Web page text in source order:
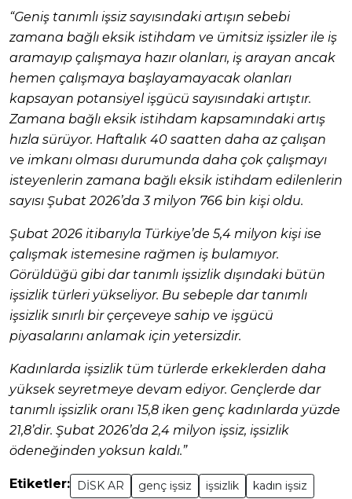
“Geniş tanımlı işsiz sayısındaki artışın sebebi
zamana bağlı eksik istihdam ve ümitsiz işsizler ile iş
aramayıp çalışmaya hazır olanları, iş arayan ancak
hemen çalışmaya başlayamayacak olanları
kapsayan potansiyel işgücü sayısındaki artıştır.
Zamana bağlı eksik istihdam kapsamındaki artış
hızla sürüyor. Haftalık 40 saatten daha az çalışan
ve imkanı olması durumunda daha çok çalışmayı
isteyenlerin zamana bağlı eksik istihdam edilenlerin
sayısı Şubat 2026’da 3 milyon 766 bin kişi oldu.
Şubat 2026 itibarıyla Türkiye’de 5,4 milyon kişi ise
çalışmak istemesine rağmen iş bulamıyor.
Görüldüğü gibi dar tanımlı işsizlik dışındaki bütün
işsizlik türleri yükseliyor. Bu sebeple dar tanımlı
işsizlik sınırlı bir çerçeveye sahip ve işgücü
piyasalarını anlamak için yetersizdir.
Kadınlarda işsizlik tüm türlerde erkeklerden daha
yüksek seyretmeye devam ediyor. Gençlerde dar
tanımlı işsizlik oranı 15,8 iken genç kadınlarda yüzde
21,8’dir. Şubat 2026’da 2,4 milyon işsiz, işsizlik
ödeneğinden yoksun kaldı.”
Etiketler: DİSK AR genç işsiz işsizlik kadın işsiz